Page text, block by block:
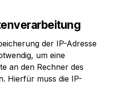
der IP-Adresse
um eine
an den Rechner des
Hierfür muss die IP-